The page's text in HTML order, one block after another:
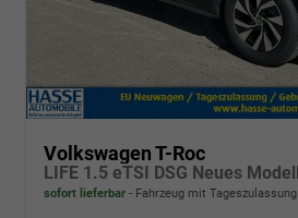
Volkswagen T-Roc
sofort lieferbar Fahrzeug mit Tageszulassung